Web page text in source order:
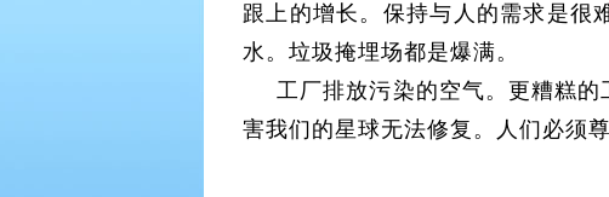
跟上的增长。保持与人的需求是很
水。垃圾掩埋场都是爆满。
工厂排放污染的空气。更糟糕
害我们的星球无法修复。人们必须